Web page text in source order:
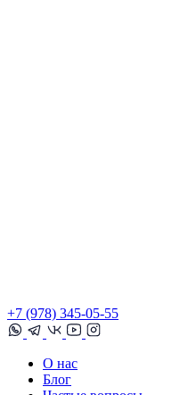
+7 (978) 345-05-55
О нас
Блог